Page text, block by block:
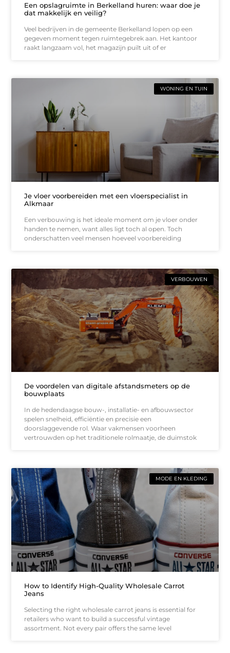
Een opslagruimte in Berkelland huren: waar doe je
dat makkelijk en veilig?
Veel bedrijven in de gemeente Berkelland lopen op een
gegeven moment tegen ruimtegebrek aan. Het kantoor
raakt langzaam vol, het magazijn puilt uit of er
WONING EN TUIN
Je vloer voorbereiden met een vloerspecialist in
Alkmaar
Een verbouwing is het ideale moment om je vloer onder
handen te nemen, want alles ligt toch al open. Toch
onderschatten veel mensen hoeveel voorbereiding
VERBOUWEN
De voordelen van digitale afstandsmeters op de
bouwplaats
In de hedendaagse bouw-, installatie- en afbouwsector
spelen snelheid, efficiëntie en precisie een
doorslaggevende rol. Waar vakmensen voorheen
vertrouwden op het traditionele rolmaatje, de duimstok
MODE EN KLEDING
How to Identify High-Quality Wholesale Carrot
Jeans
Selecting the right wholesale carrot jeans is essential for
retailers who want to build a successful vintage
assortment. Not every pair offers the same level